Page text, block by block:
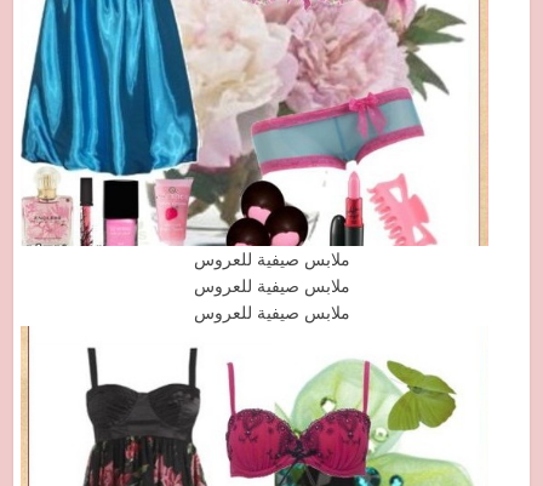
ملابس صيفية للعروس
ملابس صيفية للعروس
ملابس صيفية للعروس